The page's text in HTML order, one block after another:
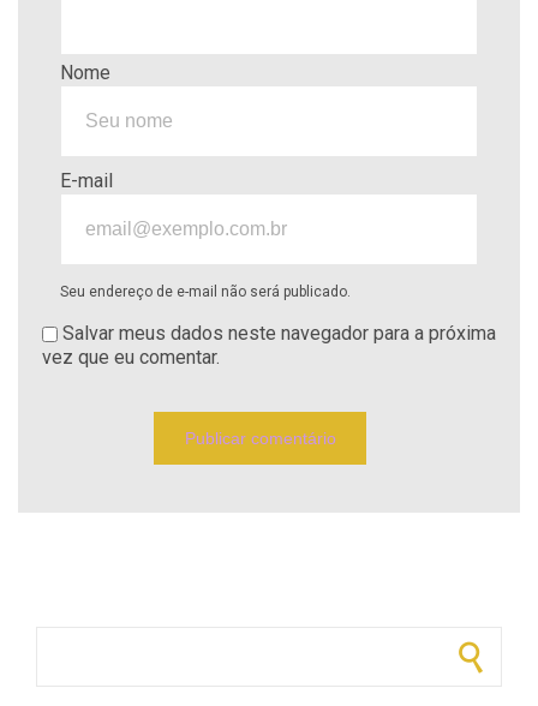
Nome
E-mail
Seu endereço de e-mail não será publicado.
Salvar meus dados neste navegador para a próxima
vez que eu comentar.